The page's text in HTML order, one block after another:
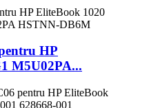
HP
M5U02PA...